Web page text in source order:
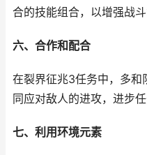
合的技能组合，以增强战斗
六、合作和配合
在裂界征兆3任务中，多和
同应对敌人的进攻，进步任
七、利用环境元素